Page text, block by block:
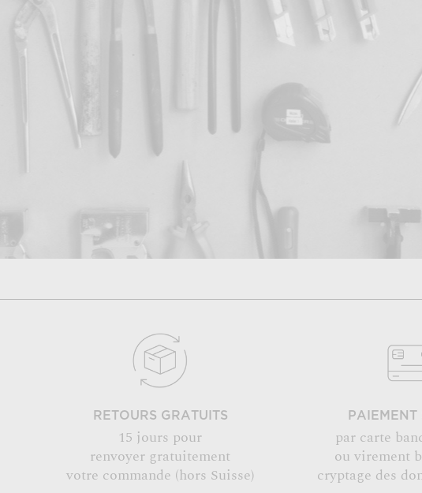
RETOURS GRATUITS
15 jours pour
renvoyer gratuitement
votre commande (hors Suisse)
PAIEMENT
par carte
ou virement
cryptage des